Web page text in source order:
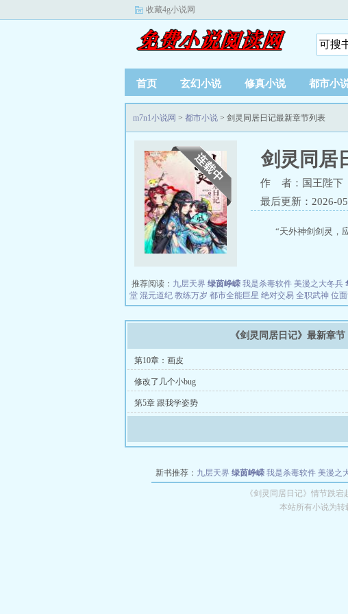
收藏4g小说网
首页 玄幻小说 修真小说 都市小
m7n1小说网 > 都市小说 > 剑灵同居日记最新章节列表
剑灵同居
作 者：国王陛下
最后更新：2026-
“天外神剑剑灵，
推荐阅读： 九层天界 绿茵峥嵘 我是杀毒软件 美漫之大冬兵
堂 混元道纪 教练万岁 都市全能巨星 绝对交易 全职武神 位
《剑灵同居日记》最新章节
第10章：画皮
修改了几个小bug
第5章 跟我学姿势
新书推荐： 九层天界 绿茵峥嵘 我是杀毒软件 美漫之
教练万岁 都市全能巨星 绝对
《剑灵同居日记》情节跌
本站所有小说为转